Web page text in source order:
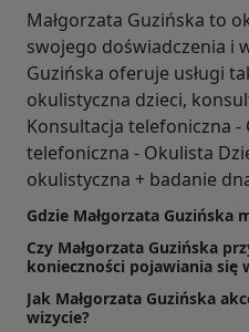
Małgorzata Guzińska to
swojego doświadczenia i
Guzińska oferuje usługi
okulistyczna dzieci,
Konsultacja telefoniczna -
telefoniczna - Okulista
okulistyczna + badanie
Gdzie Małgorzata Guzińska
Czy Małgorzata Guzińska
konieczności pojawiania się
Jak Małgorzata Guzińska
wizycie?